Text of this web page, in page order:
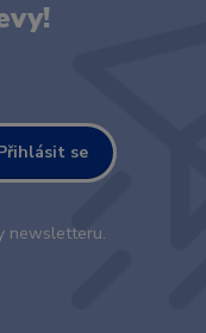
se
newsletteru.